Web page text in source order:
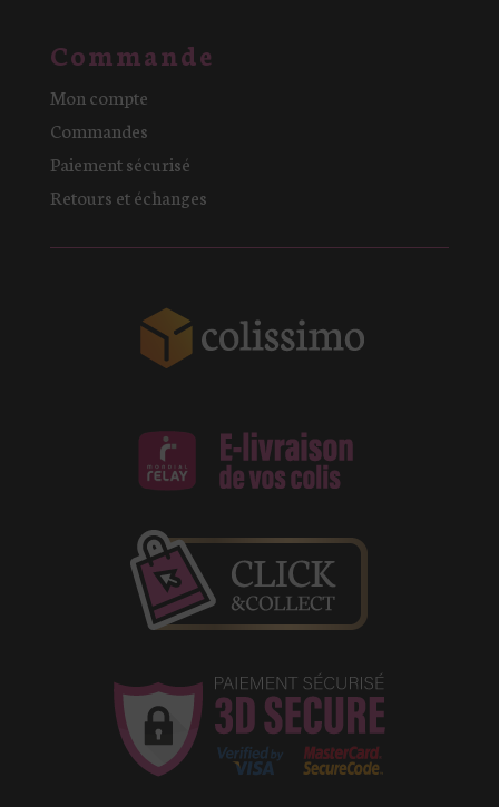
Commande
Mon compte
Commandes
Paiement sécurisé
Retours et échanges